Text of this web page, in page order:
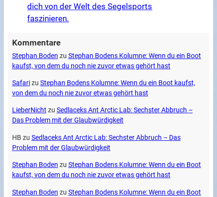
dich von der Welt des Segelsports
faszinieren.
Kommentare
Stephan Boden zu Stephan Bodens Kolumne: Wenn du ein Boot
kaufst, von dem du noch nie zuvor etwas gehört hast
Safarizu Stephan Bodens Kolumne: Wenn du ein Boot kaufst,
von dem du noch nie zuvor etwas gehört hast
LieberNicht zu Sedlaceks Ant Arctic Lab: Sechster Abbruch –
Das Problem mit der Glaubwürdigkeit
HB zu Sedlaceks Ant Arctic Lab: Sechster Abbruch – Das
Problem mit der Glaubwürdigkeit
Stephan Boden zu Stephan Bodens Kolumne: Wenn du ein Boot
kaufst, von dem du noch nie zuvor etwas gehört hast
Stephan Boden zu Stephan Bodens Kolumne: Wenn du ein Boot